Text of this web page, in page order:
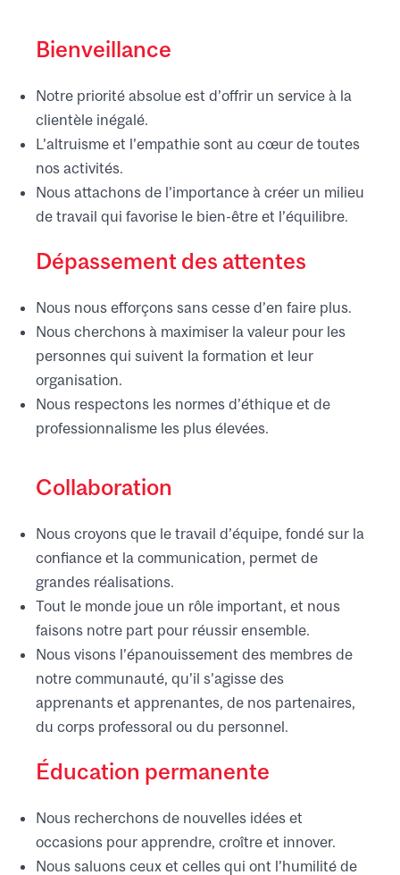
Bienveillance
Notre priorité absolue est d’offrir un service à la
clientèle inégalé.
L’altruisme et l’empathie sont au cœur de toutes
nos activités.
Nous attachons de l’importance à créer un milieu
de travail qui favorise le bien-être et l’équilibre.
Dépassement des attentes
Nous nous efforçons sans cesse d’en faire plus.
Nous cherchons à maximiser la valeur pour les
personnes qui suivent la formation et leur
organisation.
Nous respectons les normes d’éthique et de
professionnalisme les plus élevées.
Collaboration
Nous croyons que le travail d’équipe, fondé sur la
confiance et la communication, permet de
grandes réalisations.
Tout le monde joue un rôle important, et nous
faisons notre part pour réussir ensemble.
Nous visons l’épanouissement des membres de
notre communauté, qu’il s’agisse des
apprenants et apprenantes, de nos partenaires,
du corps professoral ou du personnel.
Éducation permanente
Nous recherchons de nouvelles idées et
occasions pour apprendre, croître et innover.
Nous saluons ceux et celles qui ont l’humilité de